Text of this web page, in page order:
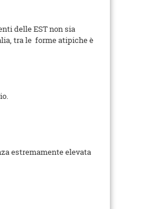
delle EST non sia
tra le forme atipiche è
estremamente elevata